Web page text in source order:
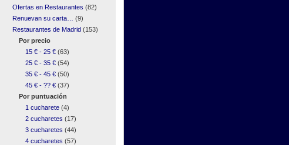
Ofertas en Restaurantes (82)
Renuevan su carta…
(9)
Restaurantes de Madrid(153)
Por precio
15 € - 25 €(63)
25 € - 35 €(54)
35 € - 45 €(50)
45 € - ?? €(37)
Por puntuación
1 cucharete(4)
2 cucharetes (17)
3 cucharetes (44)
4 cucharetes (57)